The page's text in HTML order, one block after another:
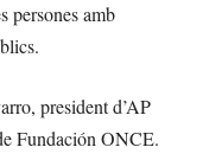
persones amb
president d’AP
Fundación ONCE.